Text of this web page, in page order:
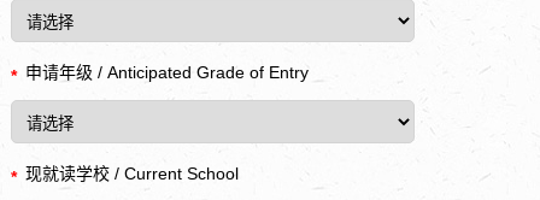
申请年级 / Anticipated Grade of Entry
*
现就读学校 / Current School
*